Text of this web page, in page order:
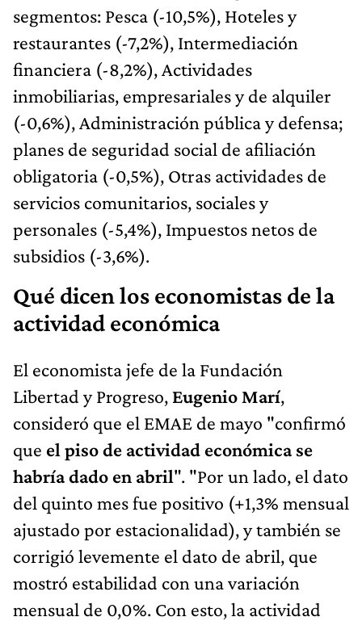
segmentos: Pesca (-10,5%), Hoteles y
restaurantes (-7,2%), Intermediación
financiera (-8,2%), Actividades
inmobiliarias, empresariales y de alquiler
(-0,6%), Administración pública y defensa;
planes de seguridad social de afiliación
obligatoria (-0,5%), Otras actividades de
servicios comunitarios, sociales y
personales (-5,4%), Impuestos netos de
subsidios (-3,6%).
Qué dicen los economistas de la
actividad económica
El economista jefe de la Fundación
Libertad y Progreso, Eugenio Marí,
consideró que el EMAE de mayo "confirmó
que el piso de actividad económica se
habría dado en abril". "Por un lado, el dato
del quinto mes fue positivo (+1,3% mensual
ajustado por estacionalidad), y también se
corrigió levemente el dato de abril, que
mostró estabilidad con una variación
mensual de 0,0%. Con esto, la actividad